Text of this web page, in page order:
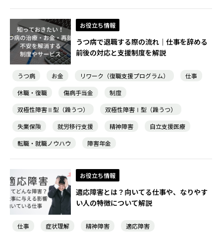
お役立ち情報
うつ病で退職する際の流れ｜仕事を辞める
前後の対応と支援制度を解説
うつ病 お金 リワーク（復職支援プログラム）
仕事
休職・復職
傷病手当金
制度
双極性障害Ⅱ型（躁うつ）
双極性障害Ⅰ型（躁うつ）
失業保険
就労移行支援 精神障害
自立支援医療
転職・就職ノウハウ
障害年金
お役立ち情報
適応障害とは？向いてる仕事や、なりやす
い人の特徴について解説
仕事 症状理解 精神障害 適応障害